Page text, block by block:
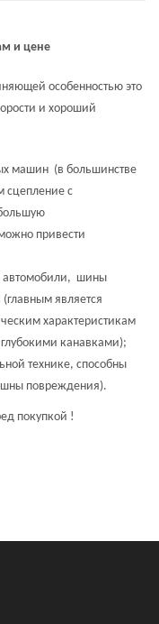
и цене
особенностью это
и хороший
машин (в большинстве
сцепление с
привести
автомобили, шины
является
характеристикам
канавками);
технике, способны
повреждения).
покупкой !